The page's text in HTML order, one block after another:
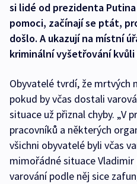
si lidé od prezidenta
pomoci, začínají se ptát,
došlo. A ukazují na místní
kriminální vyšetřování
Obyvatelé tvrdí, že mrtvých
pokud by včas dostali
situace už přiznal chyby. „V
pracovníků a některých
všichni obyvatelé byli včas
mimořádné situace Vladimir
varování podle něj sice